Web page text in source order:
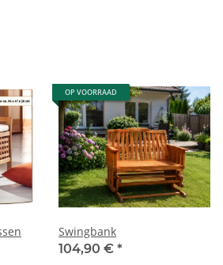
OP VOORRAAD
Swingbank
104,90 € *